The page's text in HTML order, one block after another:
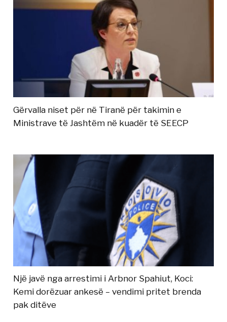
Gërvalla niset për në Tiranë për takimin e
Ministrave të Jashtëm në kuadër të SEECP
Një javë nga arrestimi i Arbnor Spahiut, Koci:
Kemi dorëzuar ankesë – vendimi pritet brenda
pak ditëve